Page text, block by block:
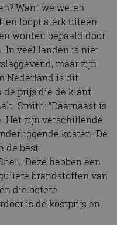
Want we weten
loopt sterk uiteen.
worden bepaald door
In veel landen is niet
maar zijn
Nederland is dit
de prijs die de klant
Smith: “Daarnaast is
Het zijn verschillende
kosten. De
de best
Deze hebben een
brandstoffen van
die betere
is de kostprijs en